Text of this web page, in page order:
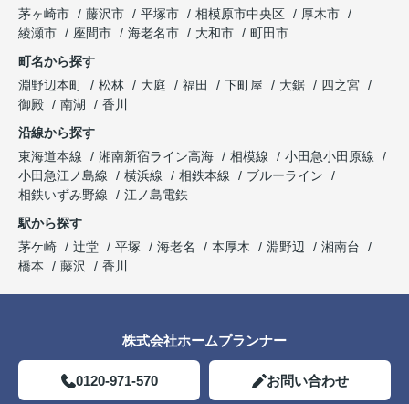
茅ヶ崎市
藤沢市 平塚市 相模原市中央区
厚木市
綾瀬市
座間市 海老名市 大和市
町田市
町名から探す
淵野辺本町
松林 大庭 福田 下町屋 大鋸
四之宮
御殿
南湖
香川
沿線から探す
東海道本線
湘南新宿ライン高海 相模線
小田急小田原線
小田急江ノ島線
横浜線 相鉄本線
ブルーライン
相鉄いずみ野線
江ノ島電鉄
駅から探す
茅ケ崎
辻堂 平塚 海老名 本厚木 淵野辺
湘南台
橋本
藤沢 香川
株式会社ホームプランナー
0120-971-570 お問い合わせ